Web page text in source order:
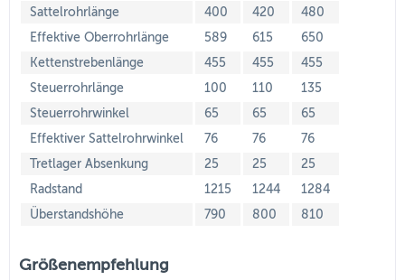
Sattelrohrlänge
400 420
480
Effektive Oberrohrlänge
589 615
650
Kettenstrebenlänge
455 455
455
Steuerrohrlänge
100 110
135
Steuerrohrwinkel
65 65
65
Effektiver Sattelrohrwinkel
76 76
76
Tretlager Absenkung
25 25
25
Radstand
1215 1244
1284
Überstandshöhe
790 800 810
Größenempfehlung